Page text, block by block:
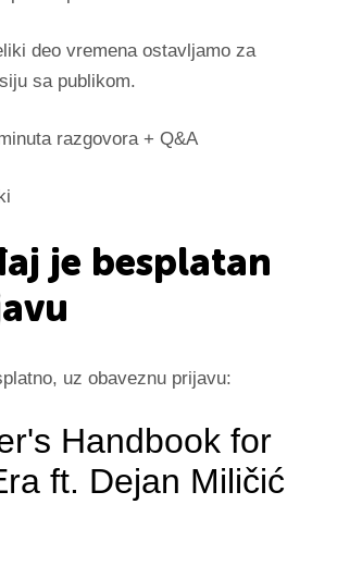
deo vremena ostavljamo za
sa publikom.
razgovora + Q&A
je besplatan
uz obaveznu prijavu: